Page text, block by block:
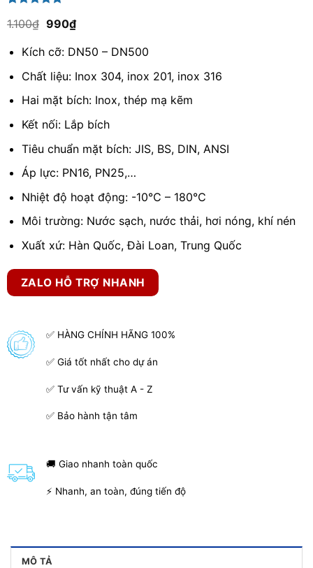
dựa trên
1.100₫ Giá
là:
1.100₫.
990₫Giá
hiện
tại
là:
Kích cỡ: DN50 – DN500
Chất liệu: Inox 304, inox 201, inox 316
Hai mặt bích: Inox, thép mạ kẽm
Kết nối: Lắp bích
Tiêu chuẩn mặt bích: JIS, BS, DIN, ANSI
Áp lực: PN16, PN25,…
Nhiệt độ hoạt động: -10℃ – 180℃
Môi trường: Nước sạch, nước thải, hơi nóng, khí nén
Xuất xứ: Hàn Quốc, Đài Loan, Trung Quốc
ZALO HỖ TRỢ NHANH
✅ HÀNG CHÍNH HÃNG 100%
✅ Giá tốt nhất cho dự án
✅ Tư vấn kỹ thuật A - Z
✅ Bảo hành tận tâm
🚚 Giao nhanh toàn quốc
⚡ Nhanh, an toàn, đúng tiến độ
MÔ TẢ